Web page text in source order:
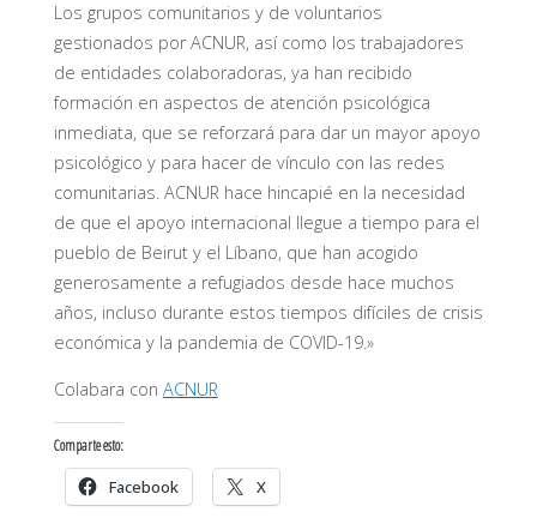
Los grupos comunitarios y de voluntarios
gestionados por ACNUR, así como los trabajadores
de entidades colaboradoras, ya han recibido
formación en aspectos de atención psicológica
inmediata, que se reforzará para dar un mayor apoyo
psicológico y para hacer de vínculo con las redes
comunitarias. ACNUR hace hincapié en la necesidad
de que el apoyo internacional llegue a tiempo para el
pueblo de Beirut y el Líbano, que han acogido
generosamente a refugiados desde hace muchos
años, incluso durante estos tiempos difíciles de crisis
económica y la pandemia de COVID-19.»
Colabara con ACNUR
Comparte esto:
Facebook X